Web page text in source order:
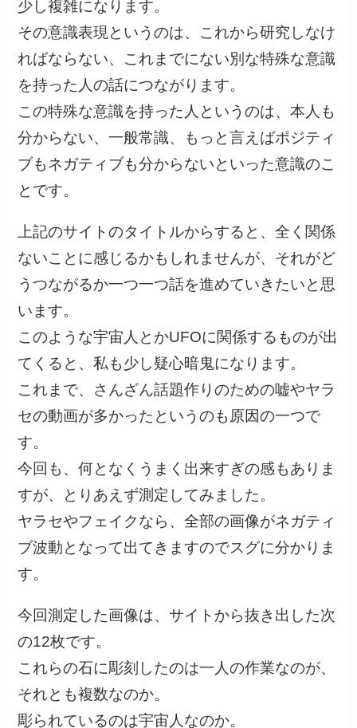
少し複雑になります。
その意識表現というのは、これから研究しなけ
ればならない、これまでにない別な特殊な意識
を持った人の話につながります。
この特殊な意識を持った人というのは、本人も
分からない、一般常識、もっと言えばポジティ
ブもネガティブも分からないといった意識のこ
とです。
上記のサイトのタイトルからすると、全く関係
ないことに感じるかもしれませんが、それがど
うつながるか一つ一つ話を進めていきたいと思
います。
このような宇宙人とかUFOに関係するものが出
てくると、私も少し疑心暗鬼になります。
これまで、さんざん話題作りのための嘘やヤラ
セの動画が多かったというのも原因の一つで
す。
今回も、何となくうまく出来すぎの感もありま
すが、とりあえず測定してみました。
ヤラセやフェイクなら、全部の画像がネガティ
ブ波動となって出てきますのでスグに分かりま
す。
今回測定した画像は、サイトから抜き出した次
の12枚です。
これらの石に彫刻したのは一人の作業なのが、
それとも複数なのか。
彫られているのは宇宙人なのか。